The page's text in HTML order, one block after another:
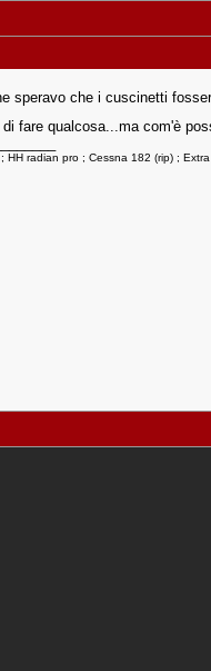
speravo che i cuscinetti
fare qualcosa...ma com'è
HH radian pro ; Cessna 182 (rip) ;